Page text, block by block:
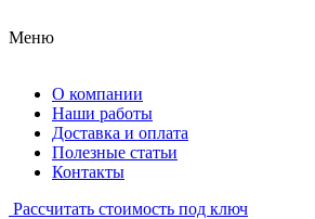
Меню
О компании
Наши работы
Доставка и оплата
Полезные статьи
Контакты
Рассчитать стоимость под ключ